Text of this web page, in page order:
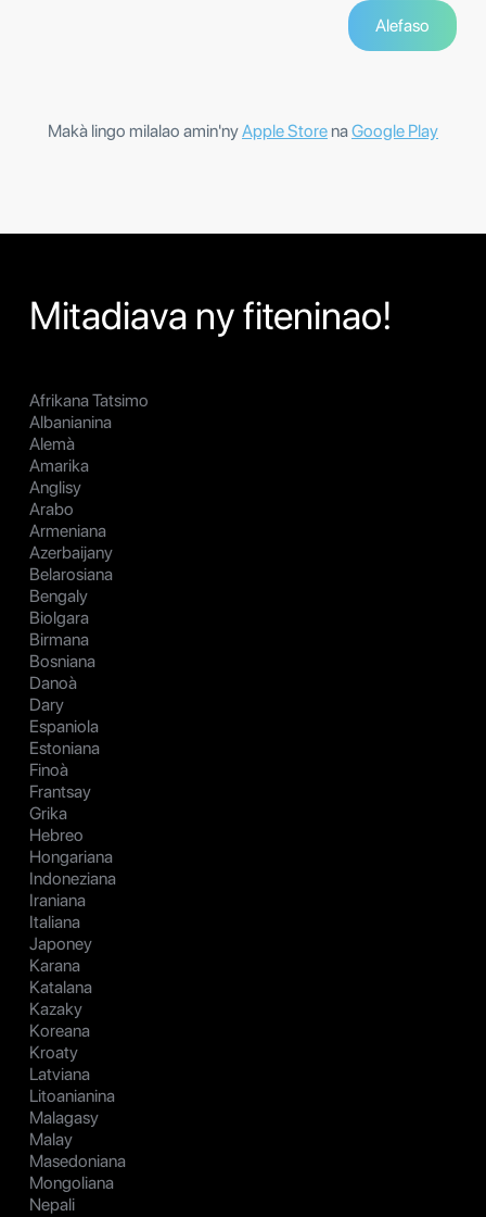
Makà lingo milalao amin'nyApple Store naGoogle Play
Mitadiava ny fiteninao!
Afrikana Tatsimo
Albanianina
Alemà
Amarika
Anglisy
Arabo
Armeniana
Azerbaijany
Belarosiana
Bengaly
Biolgara
Birmana
Bosniana
Danoà
Dary
Espaniola
Estoniana
Finoà
Frantsay
Grika
Hebreo
Hongariana
Indoneziana
Iraniana
Italiana
Japoney
Karana
Katalana
Kazaky
Koreana
Kroaty
Latviana
Litoanianina
Malagasy
Malay
Masedoniana
Mongoliana
Nepali